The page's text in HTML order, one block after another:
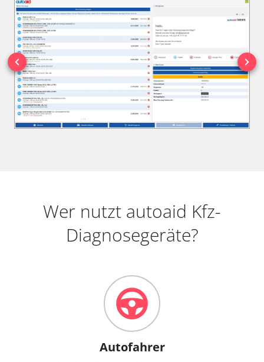
Wer nutzt autoaid Kfz-
Diagnosegeräte?
Autofahrer